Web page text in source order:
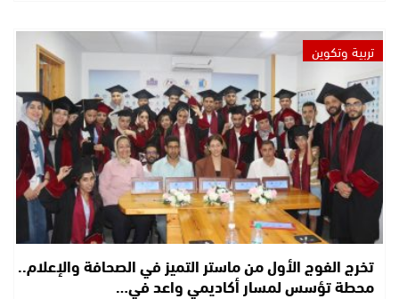
تربية وتكوين
تخرج الفوج الأول من ماستر التميز في الصحافة والإعلام..
محطة تؤسس لمسار أكاديمي واعد في…